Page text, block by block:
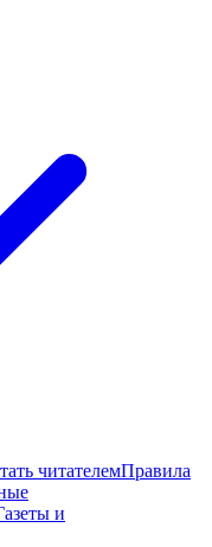
читателемПравила
и